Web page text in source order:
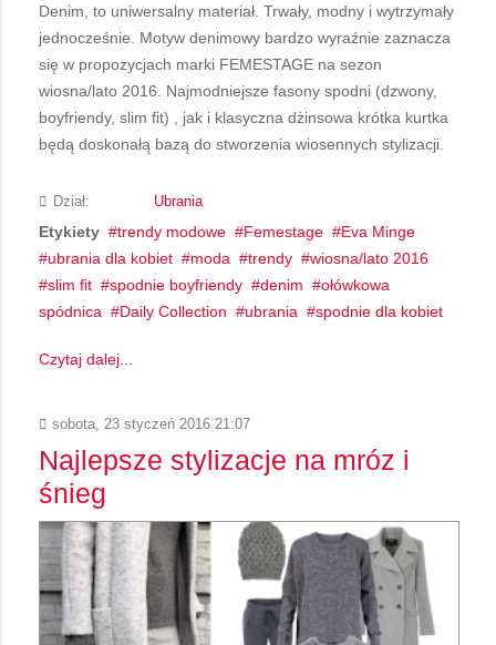
Denim, to uniwersalny materiał. Trwały, modny i wytrzymały
jednocześnie. Motyw denimowy bardzo wyraźnie zaznacza
się w propozycjach marki FEMESTAGE na sezon
wiosna/lato 2016. Najmodniejsze fasony spodni (dzwony,
boyfriendy, slim fit) , jak i klasyczna dżinsowa krótka kurtka
będą doskonałą bazą do stworzenia wiosennych stylizacji.
Dział: Ubrania
Etykiety trendy modowe Femestage
Eva Minge
ubrania dla kobiet
moda trendy
wiosna/lato 2016
slim fit
spodnie boyfriendy denim
ołówkowa
spódnica
Daily Collection ubrania spodnie dla kobiet
Czytaj dalej...
sobota, 23 styczeń 2016 21:07
Najlepsze stylizacje na mróz i
śnieg